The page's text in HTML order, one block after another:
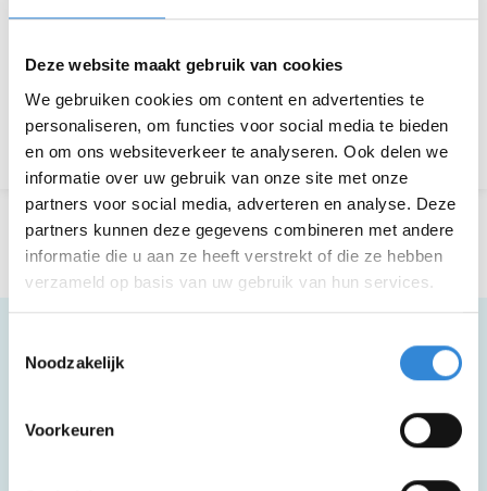
Deze website maakt gebruik van cookies
We gebruiken cookies om content en advertenties te
personaliseren, om functies voor social media te bieden
en om ons websiteverkeer te analyseren. Ook delen we
informatie over uw gebruik van onze site met onze
partners voor social media, adverteren en analyse. Deze
partners kunnen deze gegevens combineren met andere
informatie die u aan ze heeft verstrekt of die ze hebben
verzameld op basis van uw gebruik van hun services.
Noodzakelijk
Voorkeuren
Aanmelden is niet meer mogelijk.
Terug naar het overzicht
Deze activiteit is rolstoel toegankelijk.